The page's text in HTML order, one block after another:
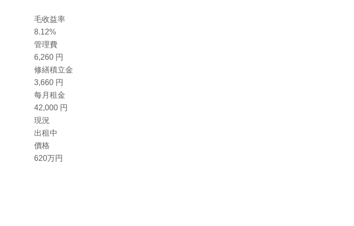
毛收益率
8.12%
管理費
6,260 円
修繕積立金
3,660 円
每月 租金
42,000 円
現況
出租中
價格
620万円